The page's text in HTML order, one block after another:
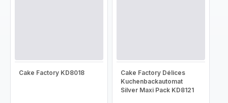
Cake Factory KD8018
Cake Factory Délices
Kuchenbackautomat
Silver Maxi Pack KD8121